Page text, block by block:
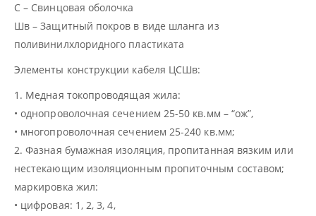
С – Свинцовая оболочка
Шв – Защитный покров в виде шланга из
поливинилхлоридного пластиката
Элементы конструкции кабеля ЦСШв:
1. Медная токопроводящая жила:
• однопроволочная сечением 25-50 кв.мм – “ож”,
• многопроволочная сечением 25-240 кв.мм;
2. Фазная бумажная изоляция, пропитанная вязким или
нестекающим изоляционным пропиточным составом;
маркировка жил:
• цифровая: 1, 2, 3, 4,